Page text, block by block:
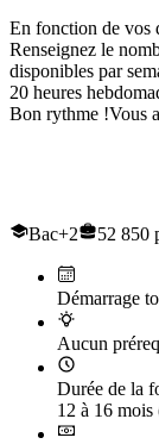
En fonction de vos
Renseignez le
disponibles par
20 heures
Bon rythme !Vous
Bac+2 52 850
Démarrage
Aucun
Durée de la
12 à 16 mois